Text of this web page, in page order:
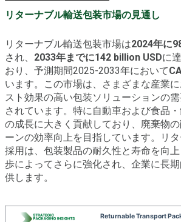
リターナブル輸送包装市場の見通し
リターナブル輸送包装市場は2024年に
され、 2033年までに142 billion USDに
おり、予測期間2025-2033年において
います。この市場は、さまざまな産業
スト効果の高い包装ソリューションの
されています。特に自動車および食品
の成長に大きく貢献しており、廃棄物
ーンの効率向上を目指しています。リ
採用は、包装製品の耐久性と寿命を向
歩によってさらに強化され、企業に長
供します。